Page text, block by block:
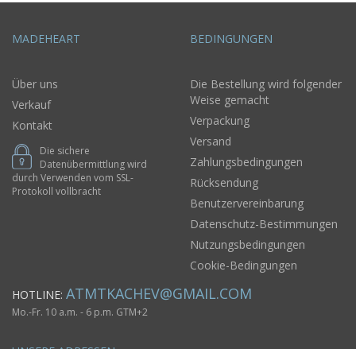
MADEHEART
Über uns
Verkauf
Kontakt
Die sichere
Datenübermittlung wird
durch Verwenden vom SSL-
Protokoll vollbracht
BEDINGUNGEN
Die Bestellung wird folgender
Weise gemacht
Verpackung
Versand
Zahlungsbedingungen
Rücksendung
Benutzervereinbarung
Datenschutz-Bestimmungen
Nutzungsbedingungen
Cookie-Bedingungen
HOTLINE: ATMTKACHEV@GMAIL.COM
Mo.-Fr. 10 a.m. - 6 p.m. GTM+2